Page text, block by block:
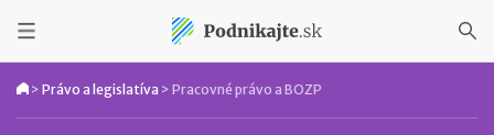
> Právo a legislatíva > Pracovné právo a BOZP